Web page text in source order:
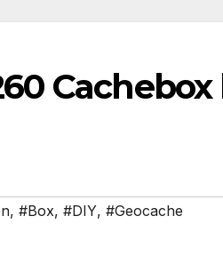
, #Box, #DIY, #Geocache